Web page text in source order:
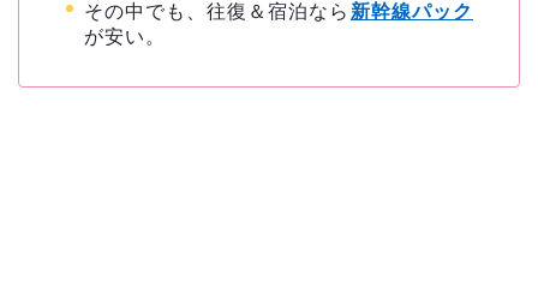
その中でも、往復＆宿泊なら 新幹線パック
が安い。